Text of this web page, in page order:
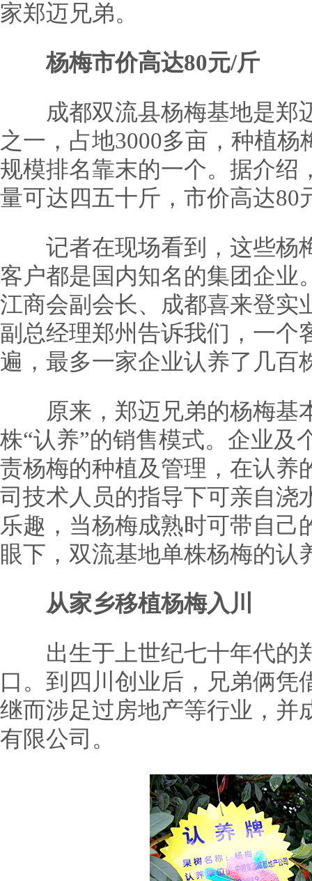
家郑迈兄弟。
杨梅市价高达80元/斤
成都双流县杨梅基地是郑
之一，占地3000多亩，种植
规模排名靠末的一个。据介绍
量可达四五十斤，市价高达80
记者在现场看到，这些杨
客户都是国内知名的集团企
江商会副会长、成都喜来登实
副总经理郑州告诉我们，一个
遍，最多一家企业认养了几百
原来，郑迈兄弟的杨梅基
株“认养”的销售模式。企业及
责杨梅的种植及管理，在认养
司技术人员的指导下可亲自浇
乐趣，当杨梅成熟时可带自己
眼下，双流基地单株杨梅的
从家乡移植杨梅入川
出生于上世纪七十年代的
口。到四川创业后，兄弟俩凭
继而涉足过房地产等行业，并
有限公司。